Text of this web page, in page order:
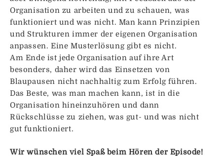
Organisation zu arbeiten und zu schauen, was
funktioniert und was nicht. Man kann Prinzipien
und Strukturen immer der eigenen Organisation
anpassen. Eine Musterlösung gibt es nicht.
Am Ende ist jede Organisation auf ihre Art
besonders, daher wird das Einsetzen von
Blaupausen nicht nachhaltig zum Erfolg führen.
Das Beste, was man machen kann, ist in die
Organisation hineinzuhören und dann
Rückschlüsse zu ziehen, was gut- und was nicht
gut funktioniert.
Wir wünschen viel Spaß beim Hören der Episode!